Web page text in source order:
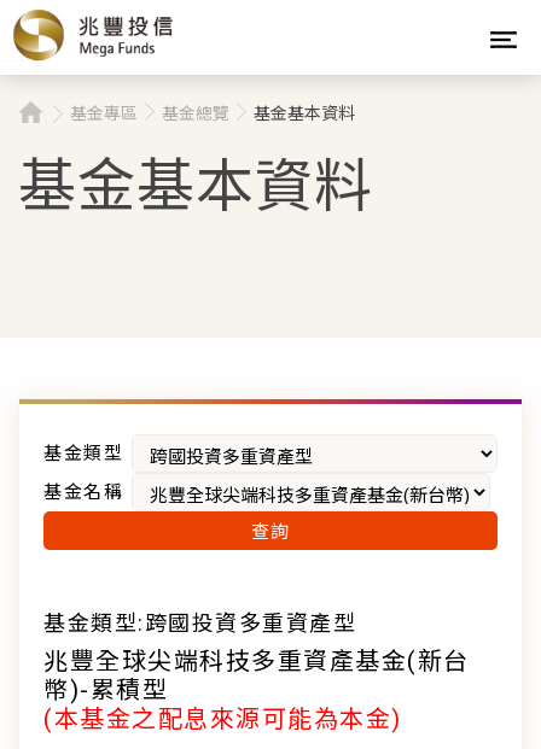
基金專區 基金總覽 基金基本資料
基金基本資料
基金類型
基金名稱
查詢
基金類型:跨國投資多重資產型
兆豐全球尖端科技多重資產基金(新台
幣)-累積型
(本基金之配息來源可能為本金)